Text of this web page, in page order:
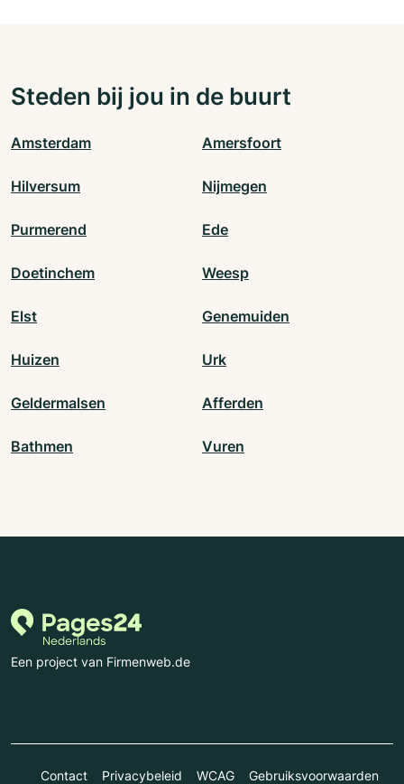
Steden bij jou in de buurt
Amsterdam Amersfoort
Hilversum Nijmegen
Purmerend Ede
Doetinchem Weesp
Elst Genemuiden
Huizen Urk
Geldermalsen Afferden
Bathmen Vuren
Een project van Firmenweb.de
Contact Privacybeleid WCAG Gebruiksvoorwaarden